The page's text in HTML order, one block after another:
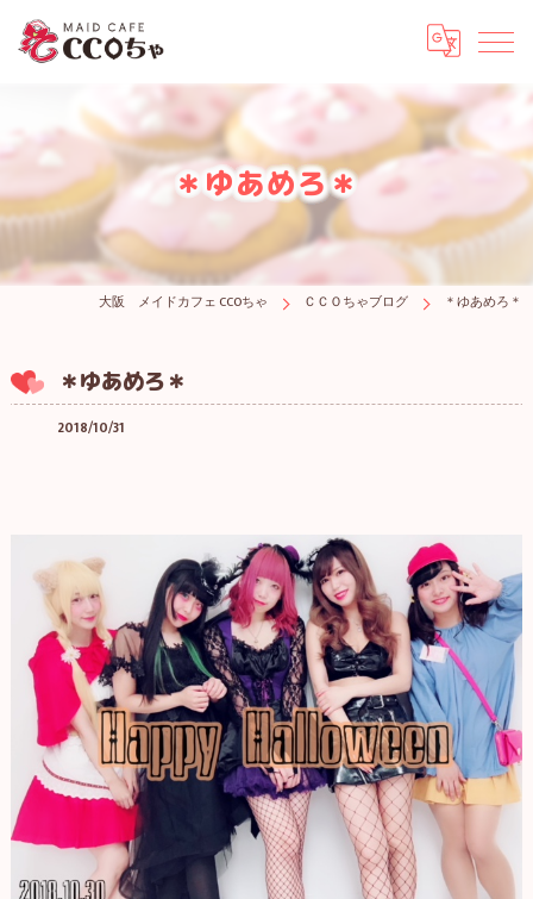
＊ゆあめろ＊
大阪 メイドカフェ CCOちゃ ＣＣＯちゃブログ ＊ゆあめろ＊
＊ゆあめろ＊
2018/10/31